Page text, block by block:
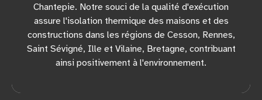
Chantepie. Notre souci de la qualité d'exécution
assure l'isolation thermique des maisons et des
constructions dans les régions de Cesson, Rennes,
Saint Sévigné, Ille et Vilaine, Bretagne, contribuant
ainsi positivement à l'environnement.